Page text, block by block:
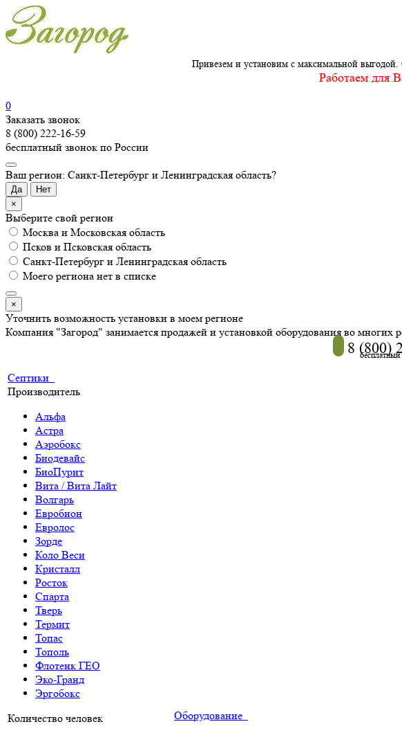
Привезем и установим с максимальной
Работаем для
0
Заказать звонок
8 (800) 222-16-59
бесплатный звонок по России
Ваш регион: Санкт-Петербург и Ленинградская область?
Да
Нет
×
Выберите свой регион
Москва и Московская область
Псков и Псковская область
Санкт-Петербург и Ленинградская область
Моего региона нет в списке
×
Уточнить возможность установки в моем регионе
Компания "Загород" занимается продажей и установкой оборудования во
8 (800)
Септики
Производитель
Альфа
Астра
Аэробокс
Биодевайс
БиоПурит
Вита / Вита Лайт
Волгарь
Евробион
Евролос
Зорде
Коло Веси
Кристалл
Росток
Спарта
Тверь
Термит
Топас
Тополь
Флотенк ГЕО
Эко-Гранд
Эргобокс
Количество человек
Оборудование